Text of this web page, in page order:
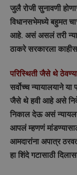
जुलै रोजी सुनावणी
विधानसभेमध्ये बहुमत
आहे. असं असलं तरी
ठाकरे सरकारला
परिस्थिती जैसे थे
सर्वोच्च न्यायालयाने
जैसे थे हवी आहे असे
निकाल देऊ असं
आपलं म्हणणं
आमदारांना अपात्र
हा शिंदे गटासाठी